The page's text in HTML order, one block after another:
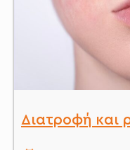
Διατροφή και